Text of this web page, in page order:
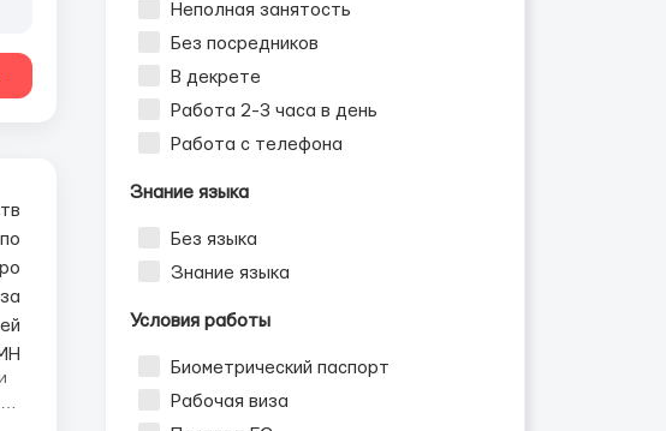
Неполная занятость
Без посредников
В декрете
Работа 2-3 часа в день
Работа с телефона
Знание языка
Без языка
Знание языка
Условия работы
Биометрический паспорт
Рабочая виза